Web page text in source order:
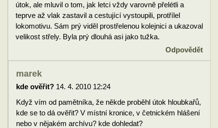
útok, ale mluvil o tom, jak letci vždy varovně přelétli a
teprve až vlak zastavil a cestující vystoupili, protřílel
lokomotivu. Sám prý viděl prostřelenou kolejnici a ukazoval
velikost střely. Byla prý dlouhá asi jako tužka.
Odpovědět
marek
kde ověřit? 14. 4. 2010 12:24
Když vím od pamětníka, že někde proběhl útok hloubkařů,
kde se to dá ověřit? V místní kronice, v četnickém hlášení
nebo v nějakém archívu? kde dohledat?